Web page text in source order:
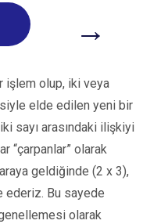
→
işlem olup, iki veya
elde edilen yeni bir
sayı arasındaki ilişkiyi
“çarpanlar” olarak
araya geldiğinde (2 x 3),
ederiz. Bu sayede
olarak